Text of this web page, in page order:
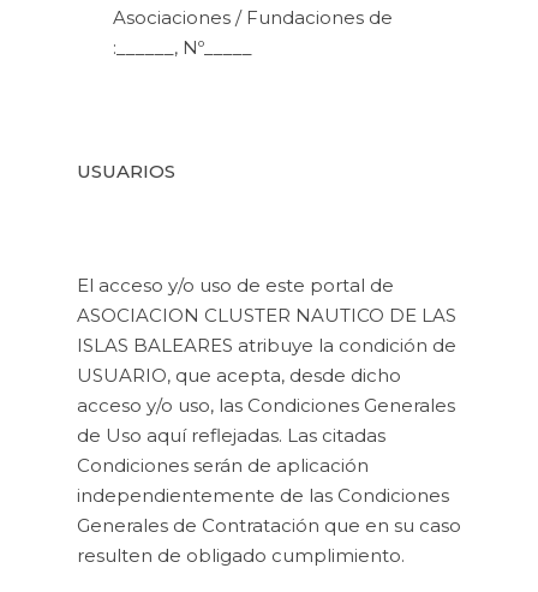
Asociaciones / Fundaciones de
:______, Nº_____
USUARIOS
El acceso y/o uso de este portal de
ASOCIACION CLUSTER NAUTICO DE LAS
ISLAS BALEARES atribuye la condición de
USUARIO, que acepta, desde dicho
acceso y/o uso, las Condiciones Generales
de Uso aquí reflejadas. Las citadas
Condiciones serán de aplicación
independientemente de las Condiciones
Generales de Contratación que en su caso
resulten de obligado cumplimiento.